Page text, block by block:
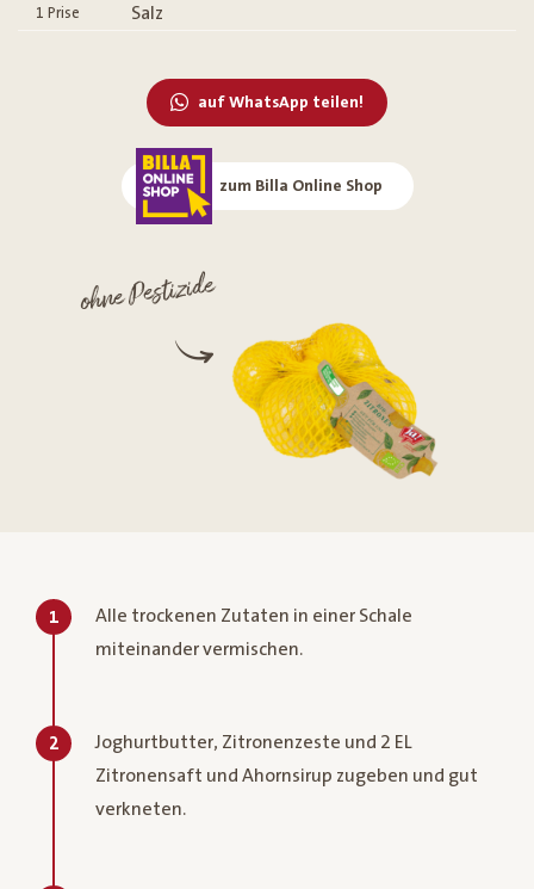
1 Prise Salz
auf WhatsApp teilen!
zum Billa Online Shop
ohne Pestizide
1
Alle trockenen Zutaten in einer Schale
miteinander vermischen.
2
Joghurtbutter, Zitronenzeste und 2 EL
Zitronensaft und Ahornsirup zugeben und gut
verkneten.